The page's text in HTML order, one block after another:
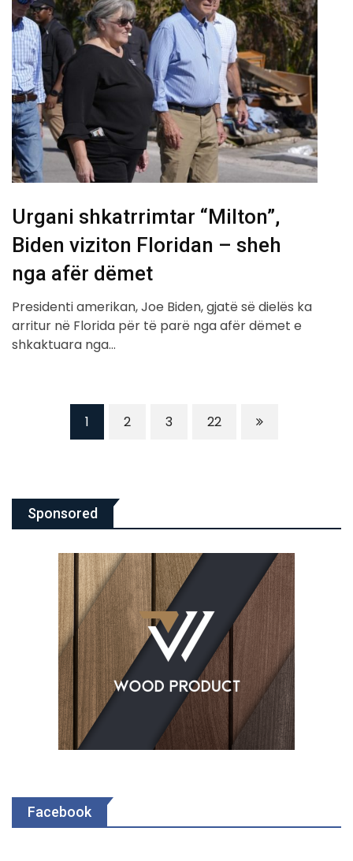
Urgani shkatrrimtar “Milton”,
Biden viziton Floridan – sheh
nga afër dëmet
Presidenti amerikan, Joe Biden, gjatë së dielës ka
arritur në Florida për të parë nga afër dëmet e
shkaktuara nga…
1 2 3 22
Sponsored
Facebook